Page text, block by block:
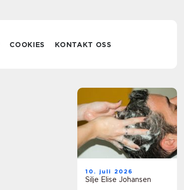
COOKIES KONTAKT OSS
10. juli 2026
Silje Elise Johansen